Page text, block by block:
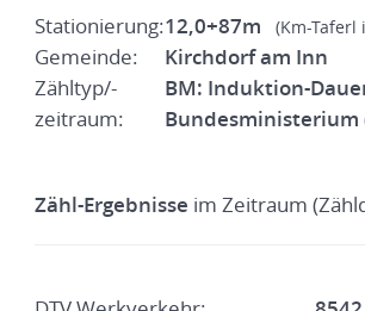
Stationierung:12,0+87m (Km-
Gemeinde: Kirchdorf am Inn
Zähltyp/-
zeitraum:
BM: Induktion-
Bundesministerium
Zähl-Ergebnisse im Zeitraum